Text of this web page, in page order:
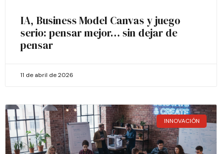
IA, Business Model Canvas y juego
serio: pensar mejor… sin dejar de
pensar
11 de abril de 2026
INNOVACIÓN